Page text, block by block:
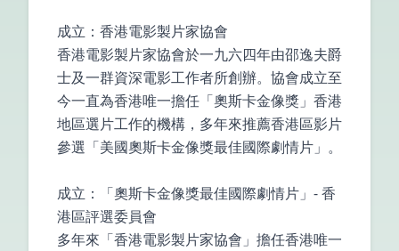
成立：香港電影製片家協會
香港電影製片家協會於一九六四年由邵逸夫爵
士及一群資深電影工作者所創辦。協會成立至
今一直為香港唯一擔任「奧斯卡金像獎」香港
地區選片工作的機構，多年來推薦香港區影片
參選「美國奧斯卡金像獎最佳國際劇情片」。
成立：「奧斯卡金像獎最佳國際劇情片」- 香
港區評選委員會
多年來「香港電影製片家協會」擔任香港唯一